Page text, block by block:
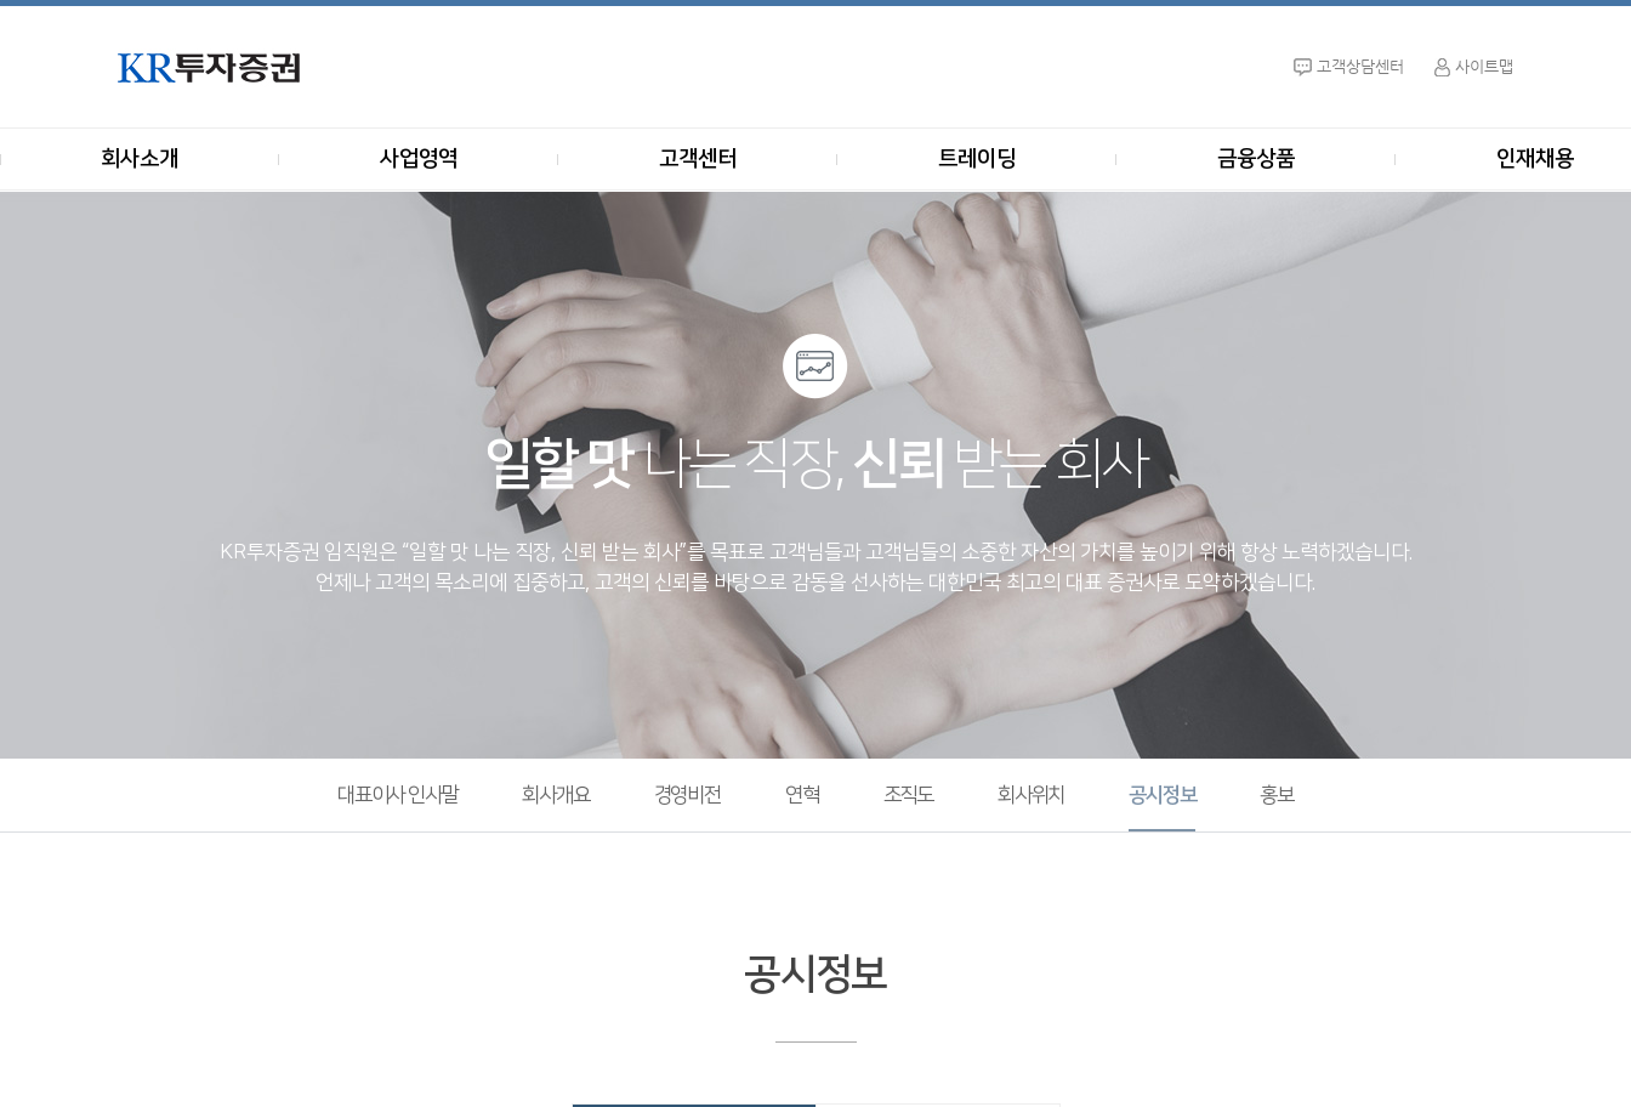
고객상담센터 사이트맵
회사소개 사업영역 고객센터 트레이딩 금융상품 인재채용
일할 맛나는 직장, 신뢰 받는 회사
KR투자증권 임직원은 “일할 맛 나는 직장, 신뢰 받는 회사”를 목표로 고객님들과 고객님들의 소중한 자산의 가치를 높이기 위해 항상 노력하겠습니다.
언제나 고객의 목소리에 집중하고, 고객의 신뢰를 바탕으로 감동을 선사하는 대한민국 최고의 대표 증권사로 도약하겠습니다.
대표이사 인사말 회사개요 경영비전 연혁 조직도 회사위치 공시정보 홍보
공시정보